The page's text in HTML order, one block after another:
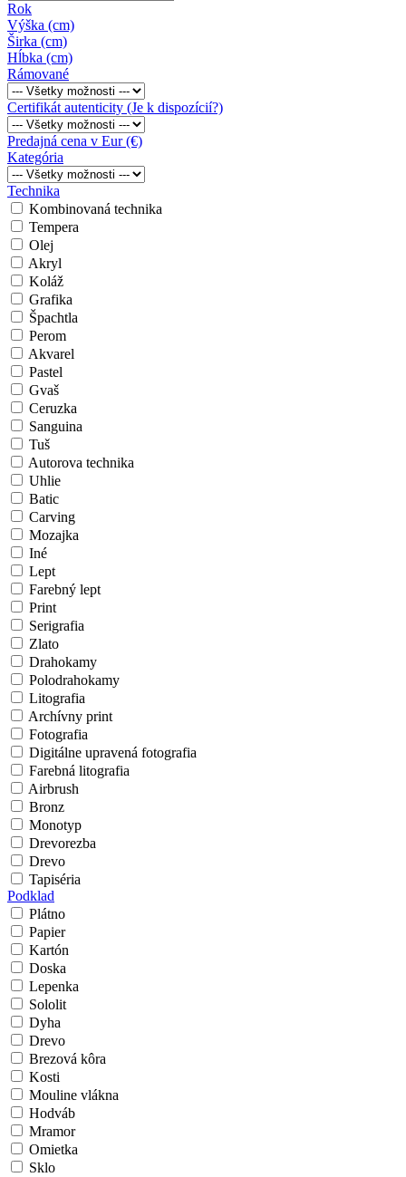
Rok
Výška (cm)
Širka (cm)
Hĺbka (cm)
Rámované
Certifikát autenticity (Je k dispozícií?)
Predajná cena v Eur (€)
Kategória
Technika
Kombinovaná technika
Tempera
Olej
Akryl
Koláž
Grafika
Špachtla
Perom
Akvarel
Pastel
Gvaš
Ceruzka
Sanguina
Tuš
Autorova technika
Uhlie
Batic
Carving
Mozajka
Iné
Lept
Farebný lept
Print
Serigrafia
Zlato
Drahokamy
Polodrahokamy
Litografia
Archívny print
Fotografia
Digitálne upravená fotografia
Farebná litografia
Airbrush
Bronz
Monotyp
Drevorezba
Drevo
Tapiséria
Podklad
Plátno
Papier
Kartón
Doska
Lepenka
Sololit
Dyha
Drevo
Brezová kôra
Kosti
Mouline vlákna
Hodváb
Mramor
Omietka
Sklo